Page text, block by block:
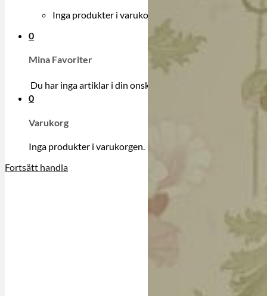
Inga produkter i varukorgen.
0
Mina Favoriter
Du har inga artiklar i din onskelista.
0
Varukorg
Inga produkter i varukorgen.
Fortsätt handla